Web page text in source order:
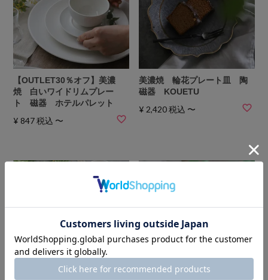
【OUTLET30％オフ】美濃
焼 白いワイドリムプレー
ト 磁器 ホテルパレット
¥ 847 税込 〜
美濃焼 輪花プレート皿 陶
磁器 KOUETU
¥ 2,420税込 〜